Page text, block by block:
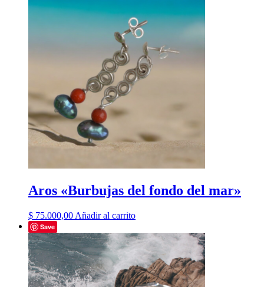
Aros «Burbujas del fondo del mar»
$ 75.000,00 Añadir al carrito
Save